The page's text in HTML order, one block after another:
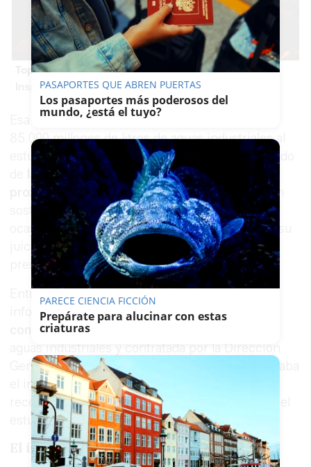
Top 2026: destinos clave
Inspírate y elige tu próximo destino para 2026
Esa autorización incluye el vertido de más de
85.000 millones de litros de aguas industriales al
estuario del Guadalquivir, en un espacio protegido
la Red Natura 2000 situado en las
proximidades de Sevilla. Ecologistas en Acción
sostiene que la Junta ha remitido hasta en tres
ocasiones un expediente incompleto, lo que, a su
juicio, ha retrasado durante más de un año la
presentación formal de la demanda.
Entre los documentos no aportados figura un
informe técnicoelaborado en 2023 por la
consultora SITRA
aguas industriales y contratada por la Dirección
General de Recursos Hídricos. El estudio analizaba
el impacto del vertido sobre la masa de agua
receptora en distintos escenarios de caudal en el
estuario del Guadalquivir.
El informe presentado
PASAPORTES QUE ABREN PUERTAS
Los pasaportes más poderosos del
mundo, ¿está el tuyo?
PARECE CIENCIA FICCIÓN
Prepárate para alucinar con estas
criaturas